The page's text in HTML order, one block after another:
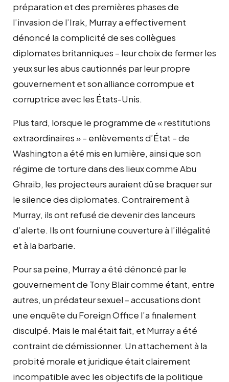
préparation et des premières phases de
l’invasion de l’Irak, Murray a effectivement
dénoncé la complicité de ses collègues
diplomates britanniques – leur choix de fermer les
yeux sur les abus cautionnés par leur propre
gouvernement et son alliance corrompue et
corruptrice avec les États-Unis.
Plus tard, lorsque le programme de « restitutions
extraordinaires » – enlèvements d’État – de
Washington a été mis en lumière, ainsi que son
régime de torture dans des lieux comme Abu
Ghraib, les projecteurs auraient dû se braquer sur
le silence des diplomates. Contrairement à
Murray, ils ont refusé de devenir des lanceurs
d’alerte. Ils ont fourni une couverture à l’illégalité
et à la barbarie.
Pour sa peine, Murray a été dénoncé par le
gouvernement de Tony Blair comme étant, entre
autres, un prédateur sexuel – accusations dont
une enquête du Foreign Office l’a finalement
disculpé. Mais le mal était fait, et Murray a été
contraint de démissionner. Un attachement à la
probité morale et juridique était clairement
incompatible avec les objectifs de la politique